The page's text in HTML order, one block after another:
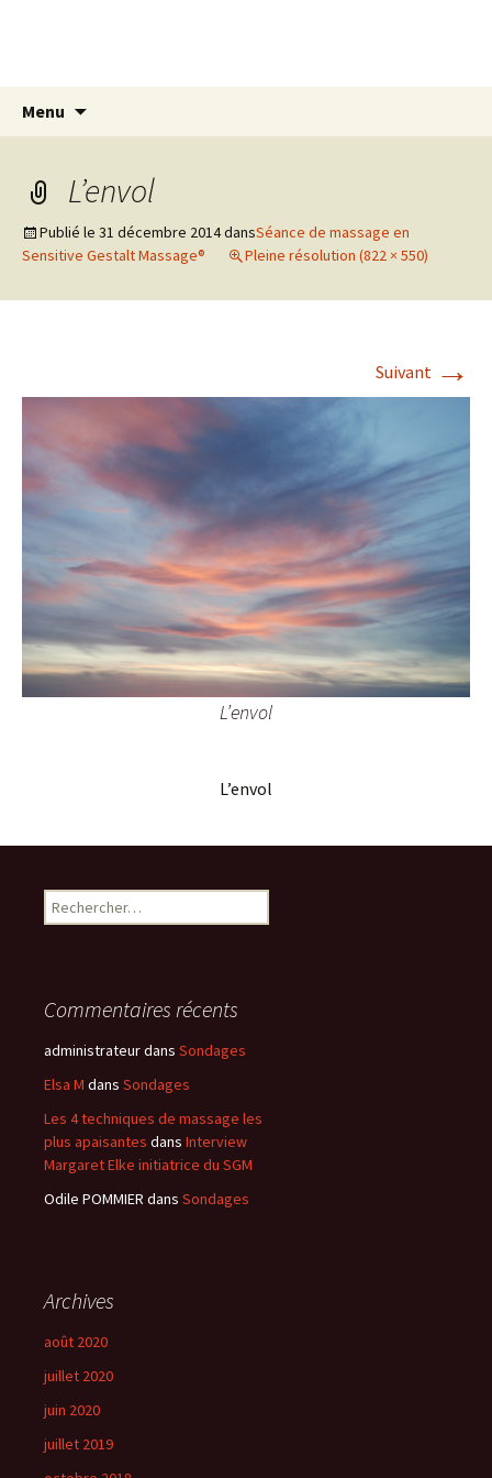
Menu
L’envol
Publié le 31 décembre 2014dansSéance de massage en
Sensitive Gestalt Massage®
Pleine résolution (822 × 550)
Suivant →
L’envol
L’envol
Rechercher :
Commentaires récents
administrateurdans Sondages
Elsa M dans Sondages
Les 4 techniques de massage les
plus apaisantes dans Interview
Margaret Elke initiatrice du SGM
Odile POMMIER dans Sondages
Archives
août 2020
juillet 2020
juin 2020
juillet 2019